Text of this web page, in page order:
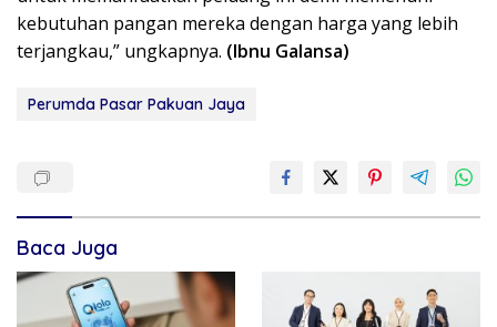
kebutuhan pangan mereka dengan harga yang lebih
terjangkau,” ungkapnya. (Ibnu Galansa)
Perumda Pasar Pakuan Jaya
Baca Juga